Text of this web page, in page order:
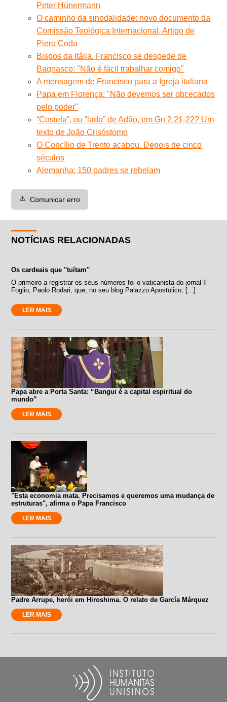
Peter Hünermann
O caminho da sinodalidade: novo documento da
Comissão Teológica Internacional. Artigo de
Piero Coda
Bispos da Itália. Francisco se despede de
Bagnasco: "Não é fácil trabalhar comigo"
A mensagem de Francisco para a Igreja italiana
Papa em Florença: "Não devemos ser obcecados
pelo poder"
“Costela”, ou “lado” de Adão, em Gn 2,21-22? Um
texto de João Crisóstomo
O Concílio de Trento acabou. Depois de cinco
séculos
Alemanha: 150 padres se rebelam
⚠️ Comunicar erro
NOTÍCIAS RELACIONADAS
Os cardeais que ''tuítam''
O primeiro a registrar os seus números foi o vaticanista do jornal Il
Foglio, Paolo Rodari, que, no seu blog Palazzo Apostolico, [...]
LER MAIS
Papa abre a Porta Santa: “Bangui é a capital espiritual do
mundo”
LER MAIS
"Esta economia mata. Precisamos e queremos uma mudança de
estruturas", afirma o Papa Francisco
LER MAIS
Padre Arrupe, herói em Hiroshima. O relato de García Márquez
LER MAIS